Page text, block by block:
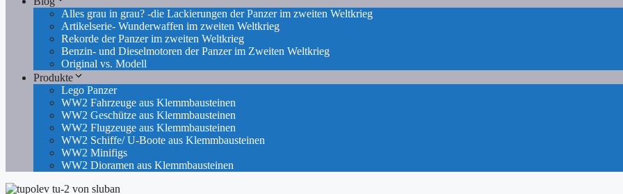
Alles grau in grau? -die Lackierungen der Panzer im zweiten Weltkrieg
Artikelserie- Wunderwaffen im zweiten Weltkrieg
Rekorde der Panzer im zweiten Weltkrieg
Benzin- und Dieselmotoren der Panzer im Zweiten Weltkrieg
Original vs. Modell
Produkte
Lego Panzer
WW2 Fahrzeuge aus Klemmbausteinen
WW2 Geschütze aus Klemmbausteinen
WW2 Flugzeuge aus Klemmbausteinen
WW2 Schiffe/ U-Boote aus Klemmbausteinen
WW2 Minifigs
WW2 Dioramen aus Klemmbausteinen